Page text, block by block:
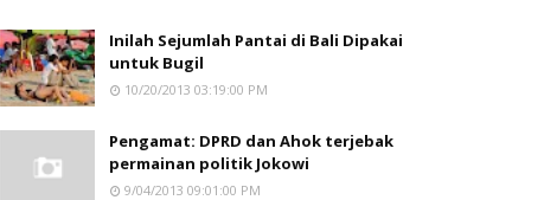
Inilah Sejumlah Pantai di Bali Dipakai
untuk Bugil
10/20/2013 03:19:00 PM
Pengamat: DPRD dan Ahok terjebak
permainan politik Jokowi
9/04/2013 09:01:00 PM